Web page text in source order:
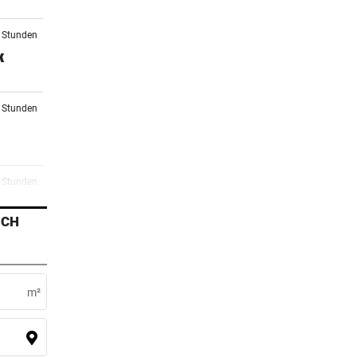
oft
Stunden
m²